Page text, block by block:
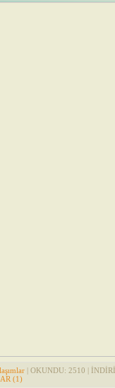
| OKUNDU: 2510 |
(1)